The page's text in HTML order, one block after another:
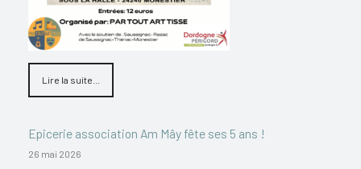
Lire la suite...
Epicerie association Am Mây fête ses 5 ans !
26 mai 2026